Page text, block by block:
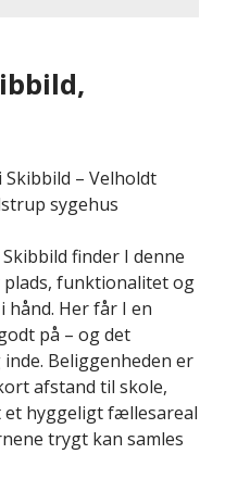
Skibbild – Velholdt
sygehus
finder I denne
funktionalitet og
Her får I en
på – og det
Beliggenheden er
afstand til skole,
hyggeligt fællesareal
trygt kan samles